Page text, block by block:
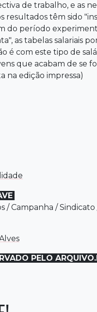
de trabalho, e as
resultados têm sido
do período
as tabelas salariais
é com este tipo de
que acabam de se
na edição impressa)
/ Campanha / Sindicato
PELO